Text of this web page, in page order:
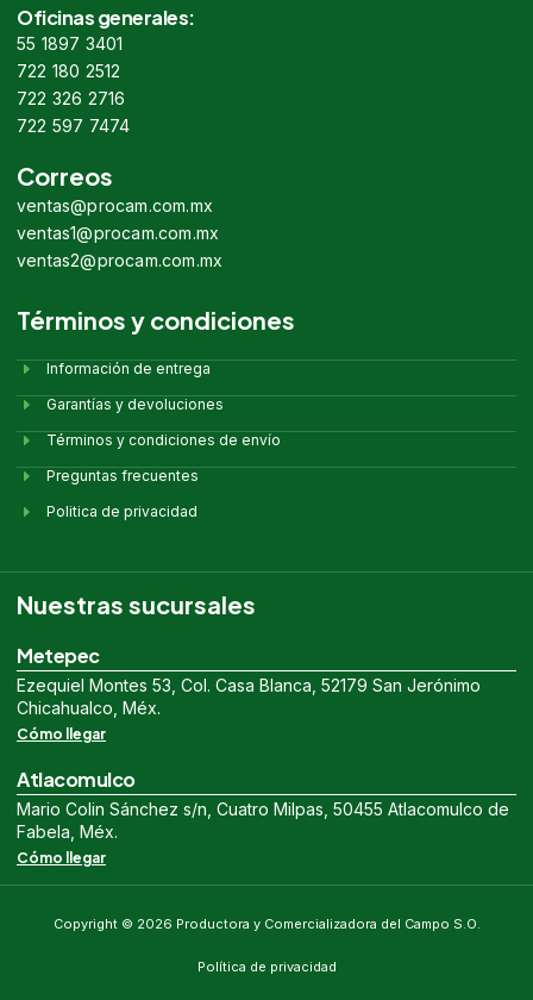
Oficinas generales:
55 1897 3401
722 180 2512
722 326 2716
722 597 7474
Correos
ventas@procam.com.mx
ventas1@procam.com.mx
ventas2@procam.com.mx
Términos y condiciones
Información de entrega
Garantías y devoluciones
Términos y condiciones de envío
Preguntas frecuentes
Politica de privacidad
Nuestras sucursales
Metepec
Ezequiel Montes 53, Col. Casa Blanca, 52179 San Jerónimo
Chicahualco, Méx.
Cómo llegar
Atlacomulco
Mario Colin Sánchez s/n, Cuatro Milpas, 50455 Atlacomulco de
Fabela, Méx.
Cómo llegar
Copyright © 2026 Productora y Comercializadora del Campo S.O.
Política de privacidad